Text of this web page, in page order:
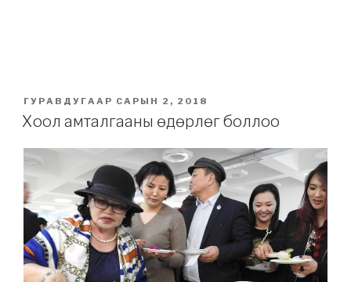
POSTED
ON
ГУРАВДУГААР САРЫН 2, 2018
Хоол амталгааны өдөрлөг боллоо